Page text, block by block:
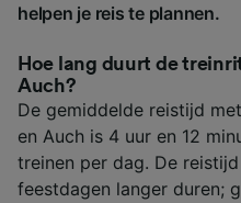
helpen je reis te plannen.
Hoe lang duurt de
Auch?
De gemiddelde reistijd
en Auch is 4 uur en 12
treinen per dag. De
feestdagen langer duren;